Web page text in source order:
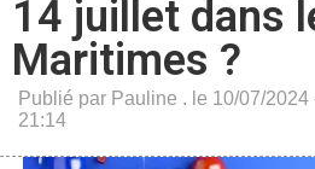
14 juillet dans
Maritimes ?
Publié par Pauline . le 10/07/
21:14